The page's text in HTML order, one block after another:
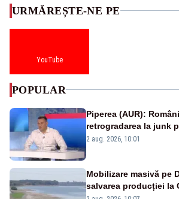
URMĂREȘTE-NE PE
YouTube
POPULAR
Piperea (AUR):
retrogradarea la junk
catastrofă pentru
2 aug. 2026, 10:01
Mobilizare masivă pe
salvarea producției la